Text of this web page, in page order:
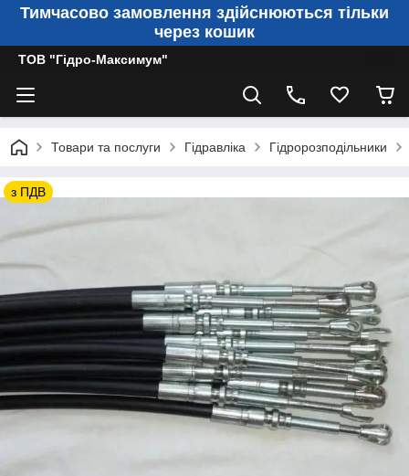
Тимчасово замовлення здійснюються тільки
через кошик
ТОВ "Гідро-Максимум"
Товари та послуги Гідравліка Гідророзподільники
з ПДВ